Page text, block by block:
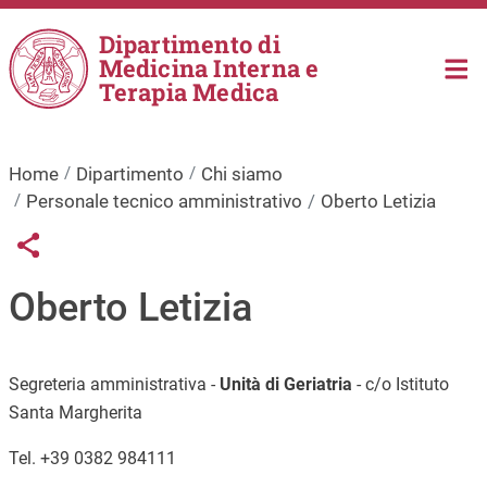
Salta al contenuto principale
Dipartimento di
Medicina Interna e
Terapia Medica
Home Dipartimento
Chi siamo
Personale tecnico amministrativo
Oberto Letizia
Links condivisione social
Share button
Oberto Letizia
Segreteria amministrativa - Unità di Geriatria - c/o Istituto
Santa Margherita
Tel. +39 0382 984111